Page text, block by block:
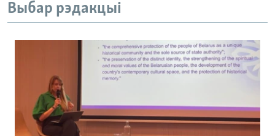
Выбар рэдакцыі